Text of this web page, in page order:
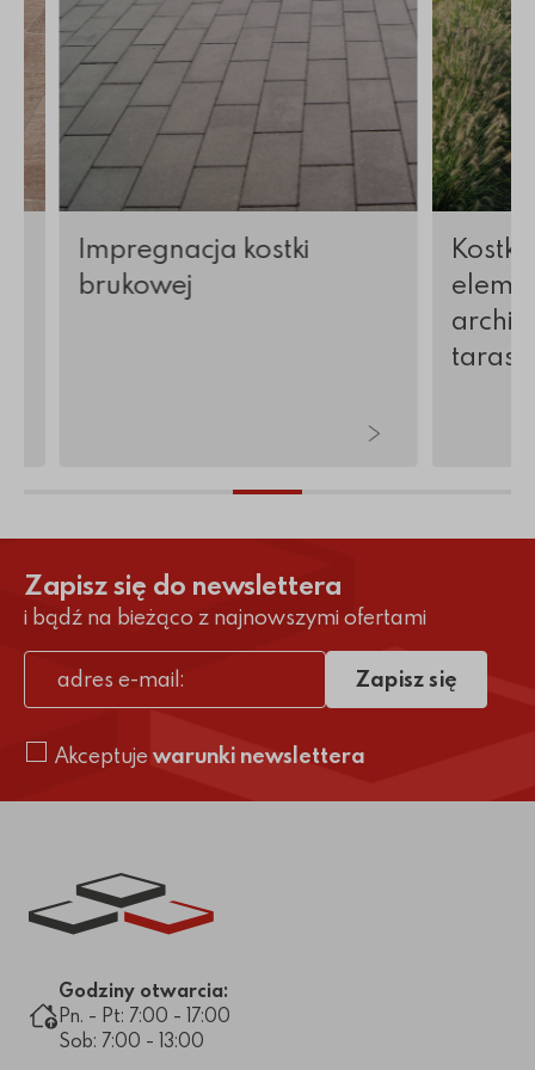
Impregnacja kostki
brukowej
tarasy
Zapisz się do newslettera
i bądź na bieżąco z najnowszymi ofertami
adres e-mail
Akceptuje warunki newslettera
Zapisz się
Link do strony głównej
Godziny otwarcia:
Pn. - Pt: 7:00 - 17:00
Sob: 7:00 - 13:00